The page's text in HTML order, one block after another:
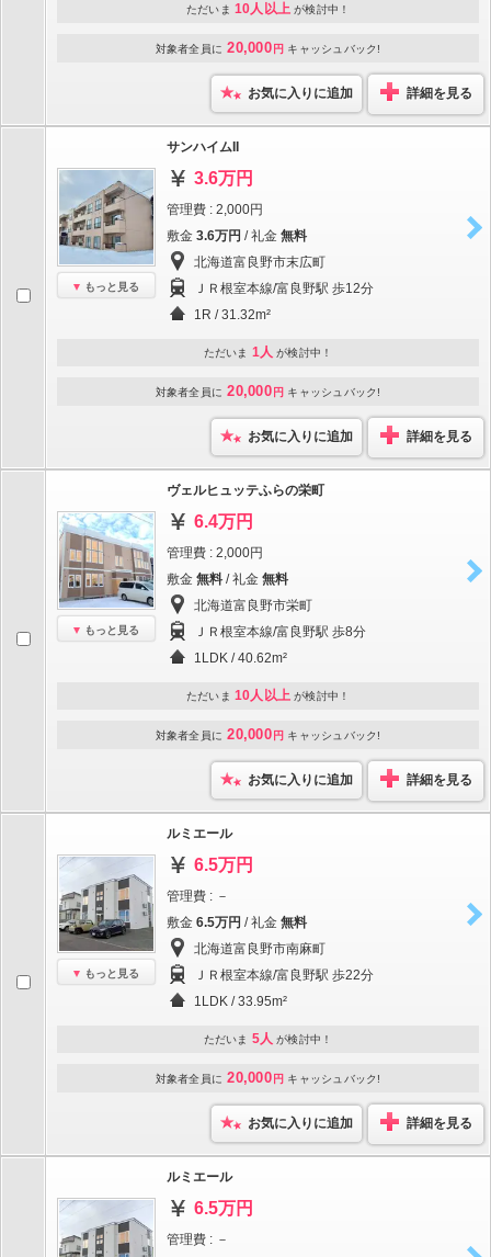
ただいま 10人以上 が検討中！
対象者全員に 20,000 円 キャッシュバック!
お気に入りに追加 詳細を見る
もっと見る
サンハイムII
3.6万円
管理費 : 2,000円
敷金 3.6万円 / 礼金 無料
北海道富良野市末広町
ＪＲ根室本線/富良野駅 歩12分
1R / 31.32m²
ただいま 1人 が検討中！
対象者全員に 20,000 円 キャッシュバック!
お気に入りに追加 詳細を見る
もっと見る
ヴェルヒュッテふらの栄町
6.4万円
管理費 : 2,000円
敷金 無料 / 礼金 無料
北海道富良野市栄町
ＪＲ根室本線/富良野駅 歩8分
1LDK / 40.62m²
ただいま 10人以上 が検討中！
対象者全員に 20,000 円 キャッシュバック!
お気に入りに追加 詳細を見る
もっと見る
ルミエール
6.5万円
管理費 : －
敷金 6.5万円 / 礼金 無料
北海道富良野市南麻町
ＪＲ根室本線/富良野駅 歩22分
1LDK / 33.95m²
ただいま 5人 が検討中！
対象者全員に 20,000 円 キャッシュバック!
お気に入りに追加 詳細を見る
ルミエール
6.5万円
管理費 : －